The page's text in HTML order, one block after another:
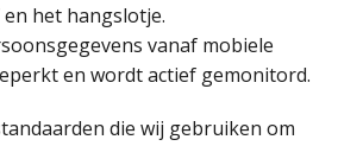
en het hangslotje.
vanaf mobiele
en wordt actief gemonitord.
die wij gebruiken om